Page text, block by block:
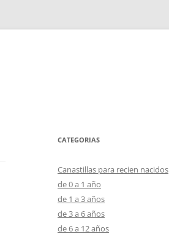
CATEGORIAS
Canastillas para recien nacidos
de 0 a 1 año
de 1 a 3 años
de 3 a 6 años
de 6 a 12 años